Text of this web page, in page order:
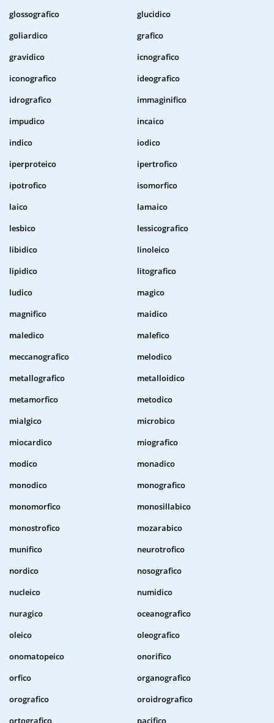
glossografico
glucidico
goliardico
grafico
gravidico
icnografico
iconografico
ideografico
idrografico
immaginifico
impudico
incaico
indico
iodico
iperproteico
ipertrofico
ipotrofico
isomorfico
laico
lamaico
lesbico
lessicografico
libidico
linoleico
lipidico
litografico
ludico
magico
magnifico
maidico
maledico
malefico
meccanografico
melodico
metallografico
metalloidico
metamorfico
metodico
mialgico
microbico
miocardico
miografico
modico
monadico
monodico
monografico
monomorfico
monosillabico
monostrofico
mozarabico
munifico
neurotrofico
nordico
nosografico
nucleico
numidico
nuragico
oceanografico
oleico
oleografico
onomatopeico
onorifico
orfico
organografico
orografico
oroidrografico
ortografico
pacifico